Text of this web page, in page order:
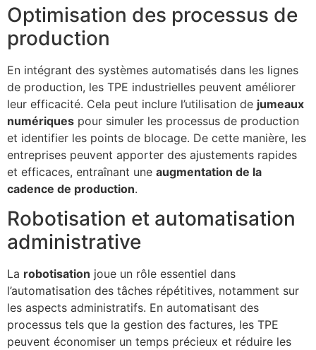
Optimisation des processus de
production
En intégrant des systèmes automatisés dans les lignes
de production, les TPE industrielles peuvent améliorer
leur efficacité. Cela peut inclure l’utilisation de jumeaux
numériques pour simuler les processus de production
et identifier les points de blocage. De cette manière, les
entreprises peuvent apporter des ajustements rapides
et efficaces, entraînant une augmentation de la
cadence de production.
Robotisation et automatisation
administrative
La robotisation joue un rôle essentiel dans
l’automatisation des tâches répétitives, notamment sur
les aspects administratifs. En automatisant des
processus tels que la gestion des factures, les TPE
peuvent économiser un temps précieux et réduire les